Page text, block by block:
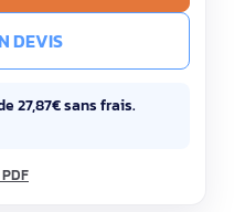
DEVIS
27,87€ sans frais.